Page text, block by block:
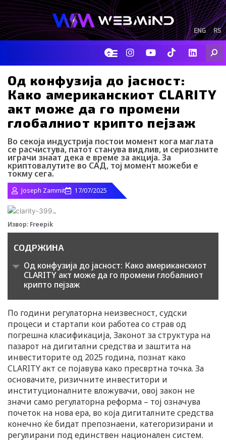
Skip
to
content
RS
ENG
F
a
c
b
o
o
k
I
n
s
t
a
g
r
a
m
Y
o
u
u
b
e
I
c
o
t
k
-
t
i
k
t
k
L
i
n
d
i
Од конфузија до јасност:
Како американскиот CLARITY
акт може да го промени
глобалниот крипто пејзаж
Во секоја индустрија постои момент кога маглата
се расчистува, патот станува видлив, и сериозните
играчи знаат дека е време за акција. За
криптовалутите во САД, тој момент можеби е
токму сега.
Joseph Zammit 17/07/2025
Извор: Freepik
СОДРЖИНА
Од конфузија до јасност: Како американскиот
CLARITY акт може да го промени глобалниот
крипто пејзаж
По години регулаторна неизвесност, судски
процеси и стартапи кои работеа со страв од
погрешна класификација, Законот за структура на
пазарот на дигитални средства и заштита на
инвеститорите од 2025 година, познат како
CLARITY акт се појавува како пресвртна точка. За
основачите, ризичните инвеститори и
институционалните вложувачи, овој закон не
значи само регулаторна реформа – тој означува
почеток на нова ера, во која дигиталните средства
конечно ќе бидат препознаени, категоризирани и
регулирани под единствен национален систем.